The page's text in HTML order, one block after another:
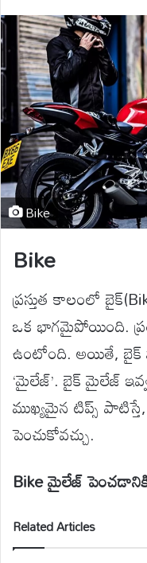
Bike
Bike
ప్రస్తుత కాలంలో
ఒక భాగమైపోయింది.
ఉంటోంది. అయితే, బైక్
‘మైలేజ్’. బైక్ మైలేజ్
ముఖ్యమైన టిప్స్
పెంచుకోవచ్చు.
Bike మైలేజ్
Related Articles